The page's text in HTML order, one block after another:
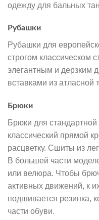
одежду для бальных
Рубашки
Рубашки для
строгом классическом
элегантным и дерзким
вставками из атласной
Брюки
Брюки для
классический прямой
расцветку. Сшиты из
В большей части
или велюра. Чтобы
активных движений, к
подшивается резинка,
части обуви.